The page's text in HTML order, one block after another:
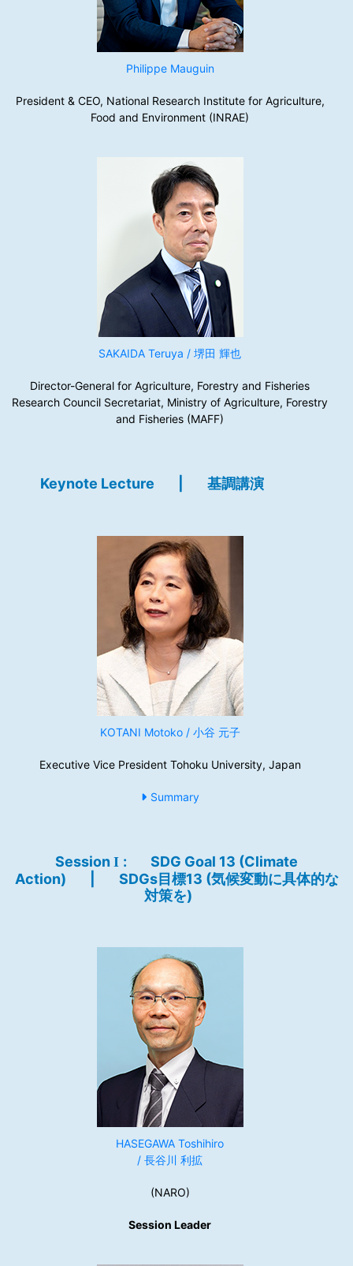
Philippe Mauguin
President & CEO, National Research Institute for Agriculture,
Food and Environment (INRAE)
SAKAIDA Teruya / 堺田 輝也
Director-General for Agriculture, Forestry and Fisheries
Research Council Secretariat, Ministry of Agriculture, Forestry
and Fisheries (MAFF)
Keynote Lecture 基調講演
KOTANI Motoko / 小谷 元子
Executive Vice President Tohoku University, Japan
Summary
Session I :
SDG Goal 13 (Climate
Action)
SDGs目標13 (気候変動に具体的な
対策を)
HASEGAWA Toshihiro
/ 長谷川 利拡
(NARO)
Session Leader